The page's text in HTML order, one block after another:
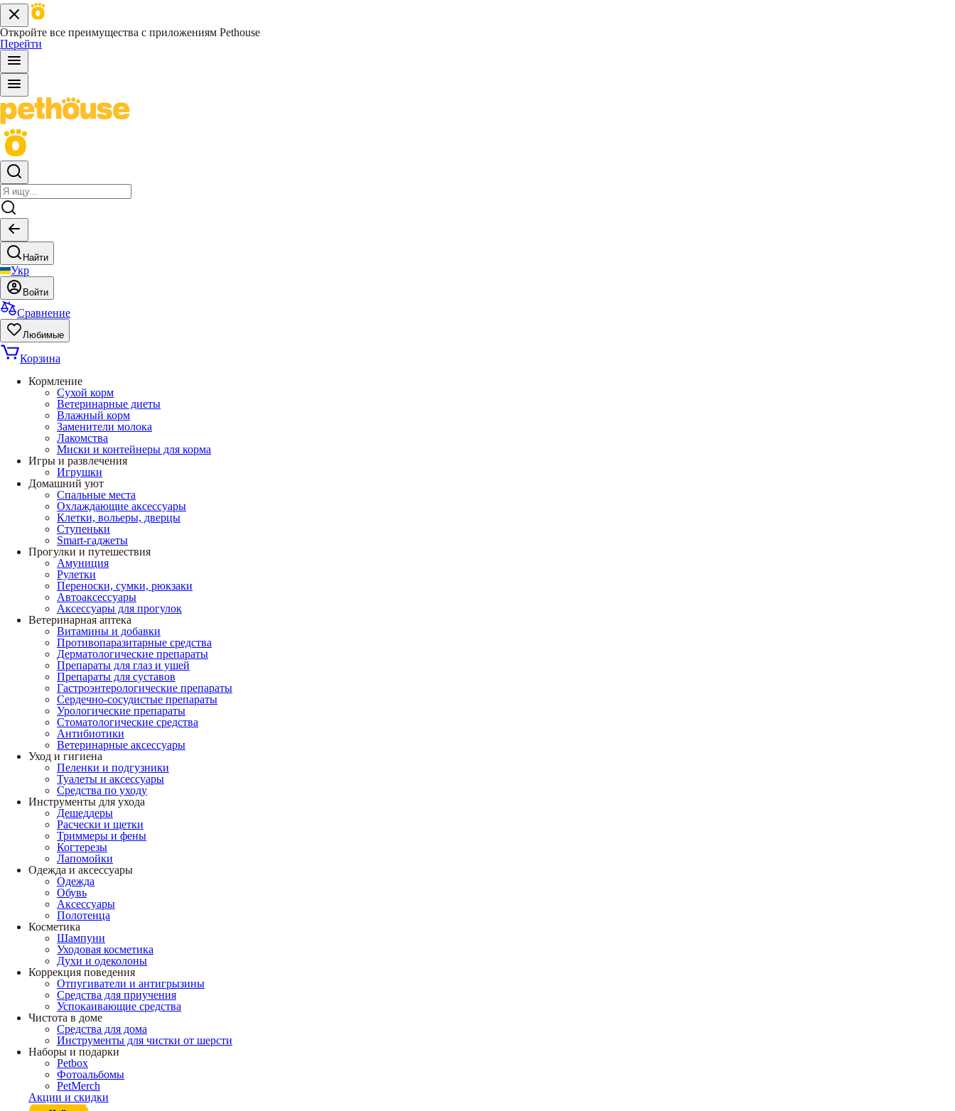
Откройте все преимущества с приложениям Pethouse
Перейти
Найти
Укр
Войти
Сравнение
Любимые
Корзина
Кормление
Сухой корм
Ветеринарные диеты
Влажный корм
Заменители молока
Лакомства
Миски и контейнеры для корма
Игры и развлечения
Игрушки
Домашний уют
Спальные места
Охлаждающие аксессуары
Клетки, вольеры, дверцы
Ступеньки
Smart-гаджеты
Прогулки и путешествия
Амуниция
Рулетки
Переноски, сумки, рюкзаки
Автоаксессуары
Аксессуары для прогулок
Ветеринарная аптека
Витамины и добавки
Противопаразитарные средства
Дерматологические препараты
Препараты для глаз и ушей
Препараты для суставов
Гастроэнтерологические препараты
Сердечно-сосудистые препараты
Урологические препараты
Стоматологические средства
Антибиотики
Ветеринарные аксессуары
Уход и гигиена
Пеленки и подгузники
Туалеты и аксессуары
Средства по уходу
Инструменты для ухода
Дешеддеры
Расчески и щетки
Триммеры и фены
Когтерезы
Лапомойки
Одежда и аксессуары
Одежда
Обувь
Аксессуары
Полотенца
Косметика
Шампуни
Уходовая косметика
Духи и одеколоны
Коррекция поведения
Отпугиватели и антигрызины
Средства для приучения
Успокаивающие средства
Чистота в доме
Средства для дома
Инструменты для чистки от шерсти
Наборы и подарки
Petbox
Фотоальбомы
PetMerch
Акции и скидки